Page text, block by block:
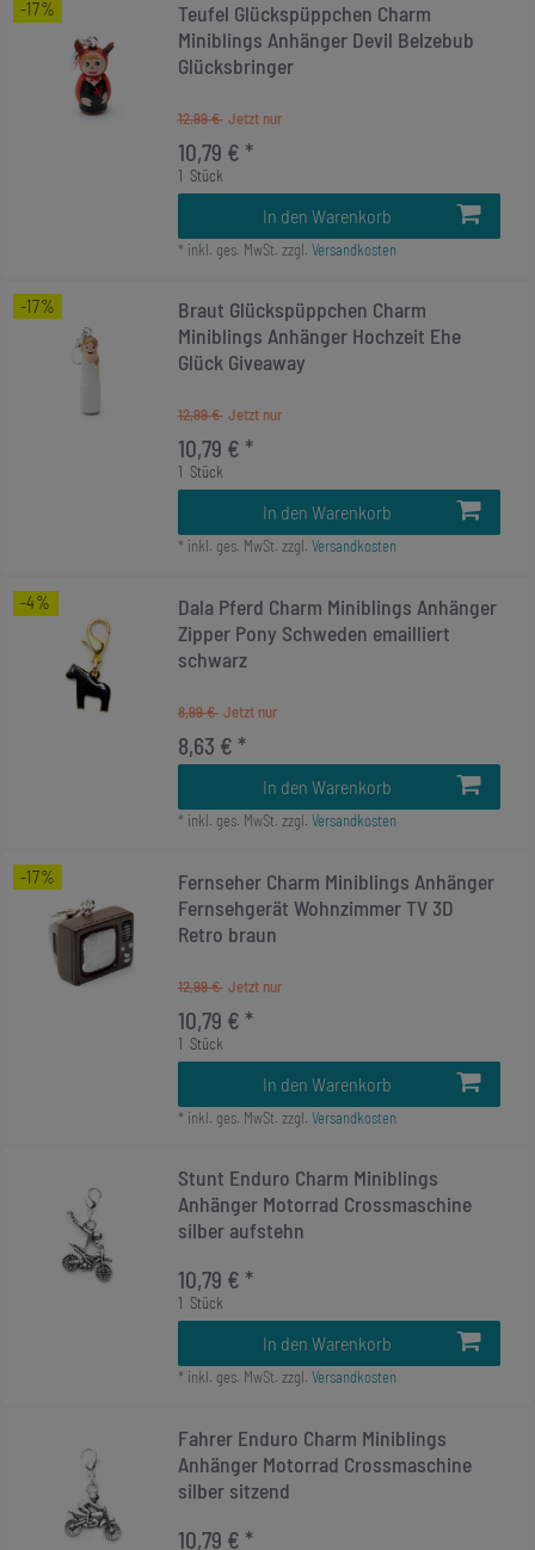
-17%
Teufel Glückspüppchen Charm
Miniblings Anhänger Devil Belzebub
Glücksbringer
12,99 €
10,79 € *
1 Stück
In den Warenkorb
* inkl. ges. MwSt. zzgl. Versandkosten
-17%
Braut Glückspüppchen Charm
Miniblings Anhänger Hochzeit Ehe
Glück Giveaway
12,99 €
10,79 € *
1 Stück
In den Warenkorb
* inkl. ges. MwSt. zzgl. Versandkosten
-4%
Dala Pferd Charm Miniblings Anhänger
Zipper Pony Schweden emailliert
schwarz
8,99 €
8,63 € *
In den Warenkorb
* inkl. ges. MwSt. zzgl. Versandkosten
-17%
Fernseher Charm Miniblings Anhänger
Fernsehgerät Wohnzimmer TV 3D
Retro braun
12,99 €
10,79 € *
1 Stück
In den Warenkorb
* inkl. ges. MwSt. zzgl. Versandkosten
Stunt Enduro Charm Miniblings
Anhänger Motorrad Crossmaschine
silber aufstehn
10,79 € *
1 Stück
In den Warenkorb
* inkl. ges. MwSt. zzgl. Versandkosten
Fahrer Enduro Charm Miniblings
Anhänger Motorrad Crossmaschine
silber sitzend
10,79 € *